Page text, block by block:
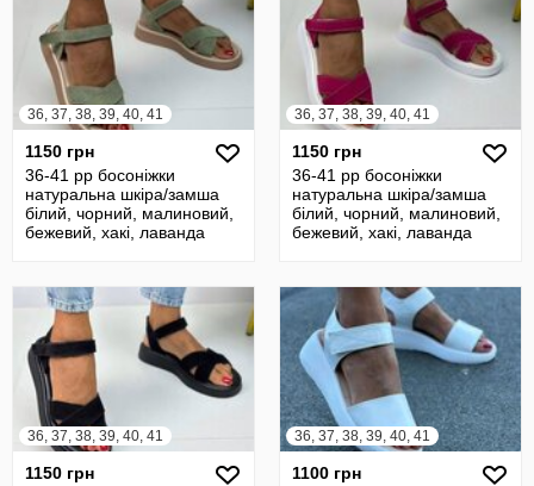
36, 37, 38, 39, 40, 41
1150 грн
36-41 рр босоніжки
натуральна шкіра/замша
білий, чорний, малиновий,
бежевий, хакі, лаванда
36, 37, 38, 39, 40, 41
1150 грн
36-41 рр босоніжки
натуральна шкіра/замша
білий, чорний, малиновий,
бежевий, хакі, лаванда
36, 37, 38, 39, 40, 41
1150 грн
36, 37, 38, 39, 40, 41
1100 грн